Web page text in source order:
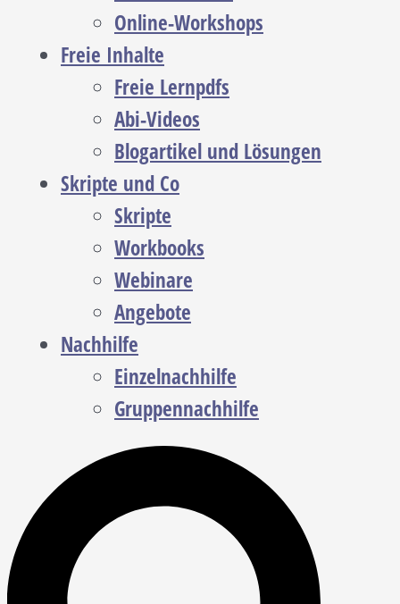
Online-Workshops
Freie Inhalte
Freie Lernpdfs
Abi-Videos
Blogartikel und Lösungen
Skripte und Co
Skripte
Workbooks
Webinare
Angebote
Nachhilfe
Einzelnachhilfe
Gruppennachhilfe